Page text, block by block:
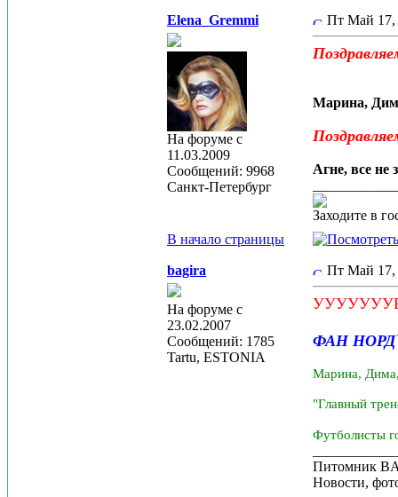
Elena_Gremmi
На форуме с
11.03.2009
Сообщений: 9968
Санкт-Петербург
Пт Май
Марина,
Агне, все не
Заходите в
В начало страницы
bagira
На форуме с
23.02.2007
Сообщений: 1785
Tartu, ESTONIA
Пт Май
ФАН
Марина,
"Главный
Футболисты
Питомник
Новости,